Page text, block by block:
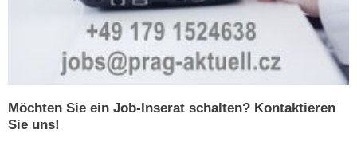
Möchten Sie ein Job-Inserat schalten? Kontaktieren
Sie uns!